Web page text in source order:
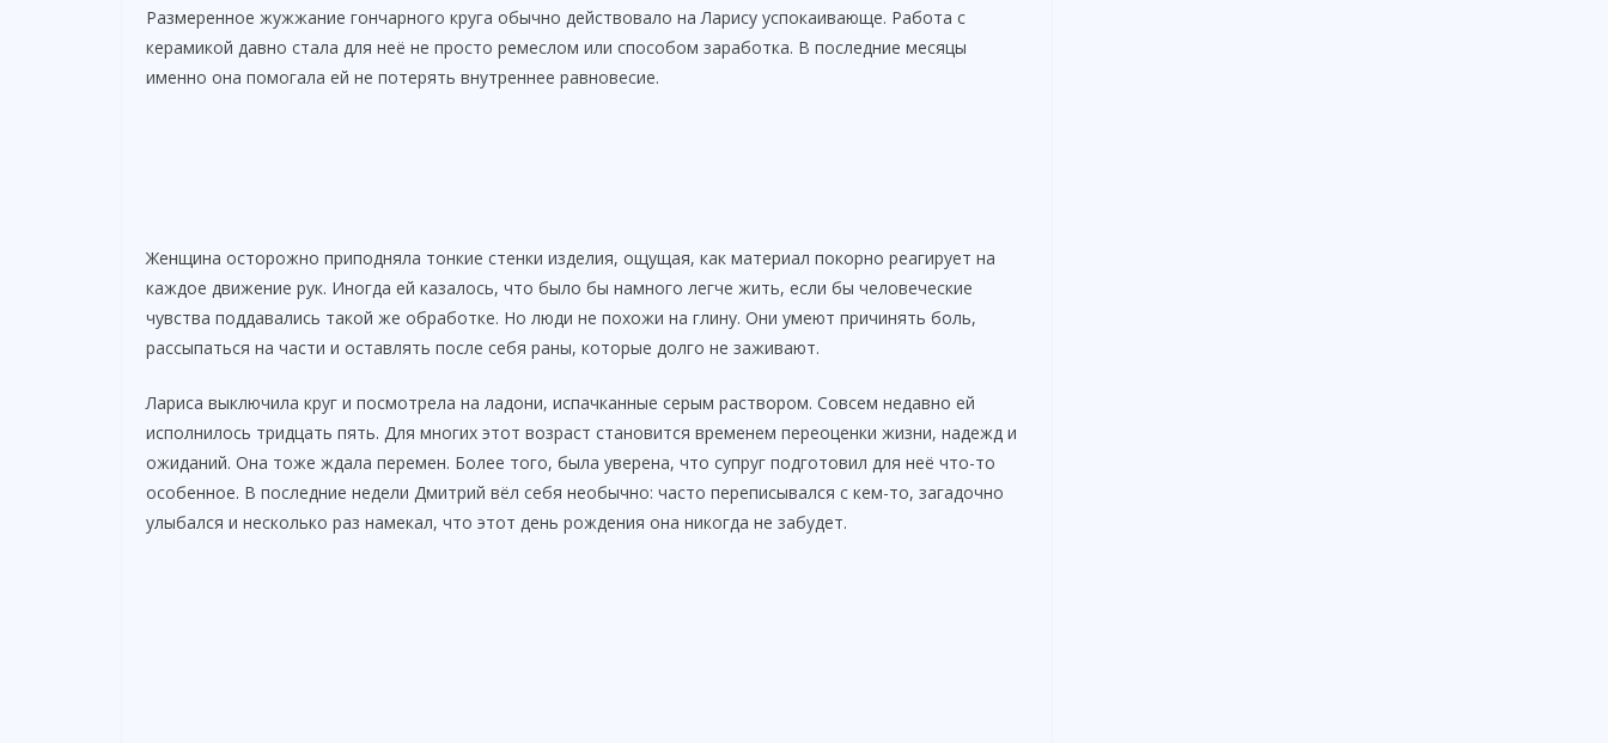
Размеренное жужжание гончарного круга обычно действовало на Ларису успокаивающе. Работа с
керамикой давно стала для неё не просто ремеслом или способом заработка. В последние месяцы
именно она помогала ей не потерять внутреннее равновесие.
Женщина осторожно приподняла тонкие стенки изделия, ощущая, как материал покорно реагирует на
каждое движение рук. Иногда ей казалось, что было бы намного легче жить, если бы человеческие
чувства поддавались такой же обработке. Но люди не похожи на глину. Они умеют причинять боль,
рассыпаться на части и оставлять после себя раны, которые долго не заживают.
Лариса выключила круг и посмотрела на ладони, испачканные серым раствором. Совсем недавно ей
исполнилось тридцать пять. Для многих этот возраст становится временем переоценки жизни, надежд и
ожиданий. Она тоже ждала перемен. Более того, была уверена, что супруг подготовил для неё что-то
особенное. В последние недели Дмитрий вёл себя необычно: часто переписывался с кем-то, загадочно
улыбался и несколько раз намекал, что этот день рождения она никогда не забудет.